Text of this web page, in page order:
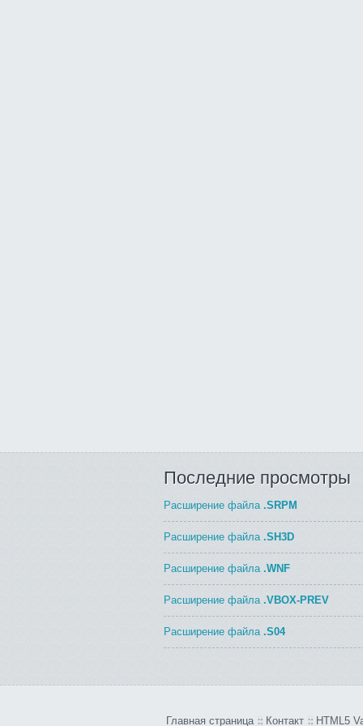
Последние просмотры
Расширение файла .SRPM
Расширение файла .SH3D
Расширение файла .WNF
Расширение файла .VBOX-PREV
Расширение файла .S04
Главная страница Контакт HTML5